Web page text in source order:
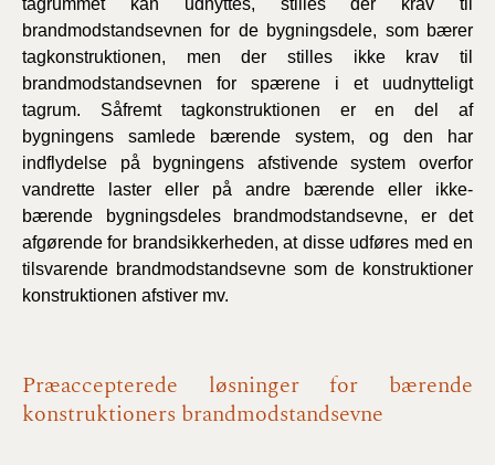
tagrummet kan udnyttes, stilles der krav til
brandmodstandsevnen for de bygningsdele, som bærer
tagkonstruktionen, men der stilles ikke krav til
brandmodstandsevnen for spærene i et uudnytteligt
tagrum. Såfremt tagkonstruktionen er en del af
bygningens samlede bærende system, og den har
indflydelse på bygningens afstivende system overfor
vandrette laster eller på andre bærende eller ikke-
bærende bygningsdeles brandmodstandsevne, er det
afgørende for brandsikkerheden, at disse udføres med en
tilsvarende brandmodstandsevne som de konstruktioner
konstruktionen afstiver mv.
Præaccepterede løsninger for bærende
konstruktioners brandmodstandsevne